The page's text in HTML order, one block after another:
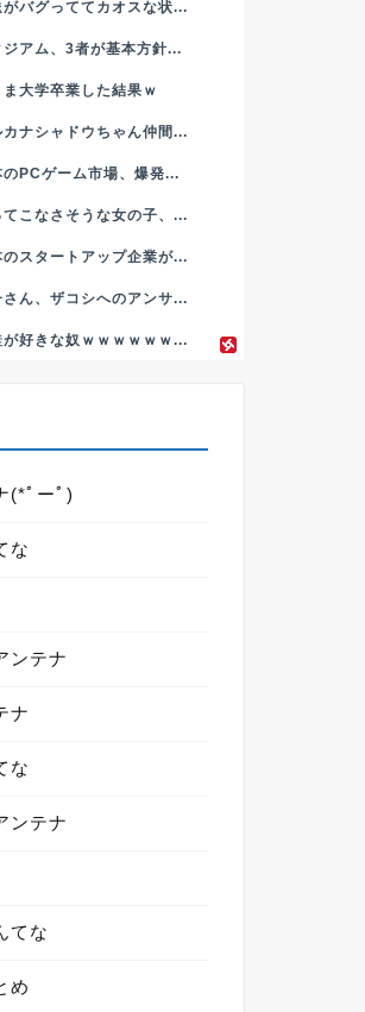
バグっててカオスな状...
ジアム、3者が基本方針...
大学卒業した結果ｗ
カナシャドウちゃん仲間...
のPCゲーム市場、爆発...
てこなさそうな女の子、...
のスタートアップ企業が...
さん、ザコシへのアンサ...
が好きな奴ｗｗｗｗｗｗ...
(*ﾟーﾟ)
な
ンテナ
ナ
な
ンテナ
てな
め